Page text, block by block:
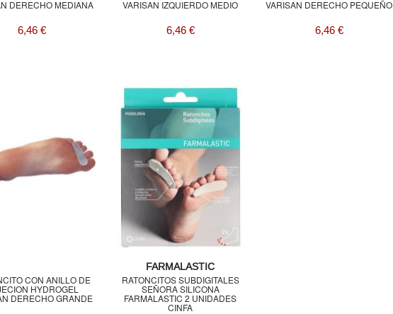
DERECHO MEDIANA
6,46 €
VARISAN IZQUIERDO MEDIO
6,46 €
VARISAN DERECHO PEQUEÑO
6,46 €
CON ANILLO DE
HYDROGEL
DERECHO GRANDE
FARMALASTIC
PODOLOGIA
RATONCITOS SUBDIGITALES
SEÑORA SILICONA
FARMALASTIC 2 UNIDADES
CINFA